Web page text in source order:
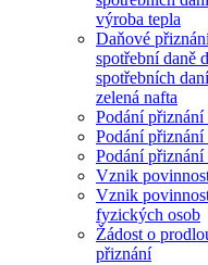
výroba tepla
Daňové
spotřební daně
spotřebních
zelená nafta
Podání
Podání
Podání
Vznik
Vznik
fyzických osob
Žádost o
přiznání